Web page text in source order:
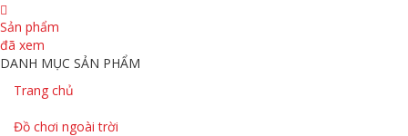
Sản phẩm
đã xem
DANH MỤC SẢN PHẨM
Trang chủ
Đồ chơi ngoài trời